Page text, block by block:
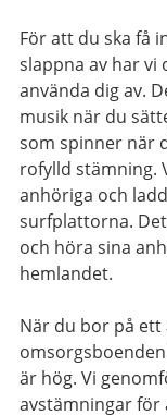
För att du ska få
slappna av har vi
använda dig av.
musik när du
som spinner när
rofylld stämning.
anhöriga och
surfplattorna.
och höra sina
hemlandet.
När du bor på ett
är hög. Vi
avstämningar för